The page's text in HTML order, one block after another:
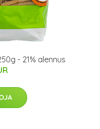
- 21% alennus